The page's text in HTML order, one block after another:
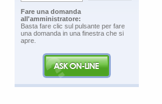
​Fare una domanda
all'amministratore:
​Basta fare clic sul pulsante per fare
una domanda in una finestra che si
apre.